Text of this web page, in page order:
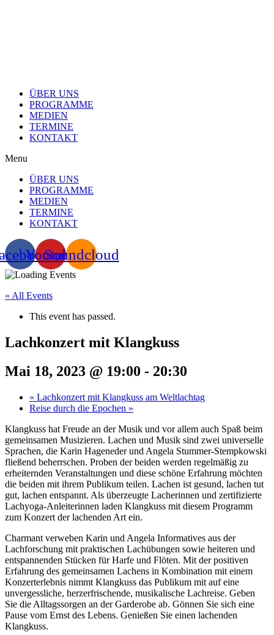
ÜBER UNS
PROGRAMME
MEDIEN
TERMINE
KONTAKT
Menu
ÜBER UNS
PROGRAMME
MEDIEN
TERMINE
KONTAKT
Youtube
Soundcloud
« All Events
This event has passed.
Lachkonzert mit Klangkuss
Mai 18, 2023 @ 19:00 - 20:30
« Lachkonzert mit Klangkuss am Weltlachtag
Reise durch die Epochen »
Klangkuss hat Freude an der Musik und vor allem auch Spaß beim
gemeinsamen Musizieren. Lachen und Musik sind zwei universelle
Sprachen, die Karin Hageneder und Angela Stummer-Stempkowski
fließend beherrschen. Proben der beiden werden regelmäßig zu
erheiternden Veranstaltungen und diese schöne Erfahrung möchten
die beiden mit ihrem Publikum teilen. Lachen ist gesund, lachen tut
gut, lachen entspannt. Als überzeugte Lacherinnen und zertifizierte
Lachyoga-Anleiterinnen laden Klangkuss mit diesem Programm
zum Konzert der lachenden Art ein.
Charmant verweben Karin und Angela Informatives aus der
Lachforschung mit praktischen Lachübungen sowie heiteren und
entspannenden Stücken für Harfe und Flöten. Mit der positiven
Erfahrung des gemeinsamen Lachens in Kombination mit einem
Konzerterlebnis nimmt Klangkuss das Publikum mit auf eine
unvergessliche, herzerfrischende, musikalische Lachreise. Geben
Sie die Alltagssorgen an der Garderobe ab. Gönnen Sie sich eine
Pause vom Ernst des Lebens. Genießen Sie einen lachenden
Klangkuss.